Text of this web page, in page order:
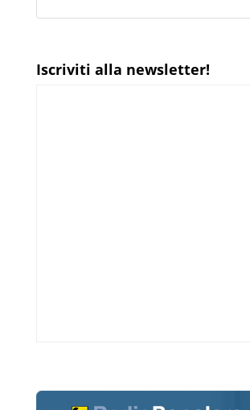
Iscriviti alla newsletter!